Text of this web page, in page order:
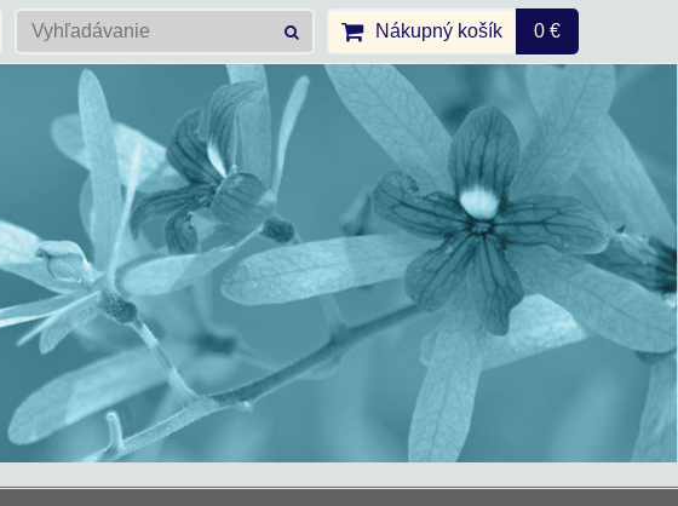
Nákupný košík 0 €